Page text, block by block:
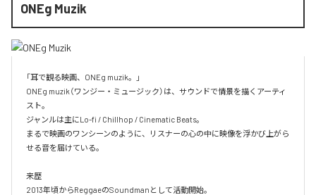
ONEg Muzik
「耳で観る映画、ONEg muzik。」
ONEg muzik（ワンジー・ミュージック）は、サウンドで情景を描くアーティ
スト。
ジャンルは主にLo-fi / Chillhop / Cinematic Beats。
まるで映画のワンシーンのように、リスナーの心の中に映像を浮かび上がら
せる音を届けている。
来歴
2013年頃からReggaeのSoundmanとして活動開始。